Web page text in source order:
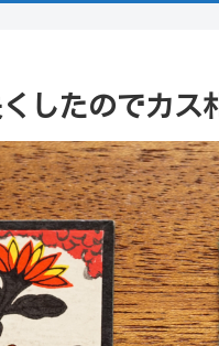
したのでカス